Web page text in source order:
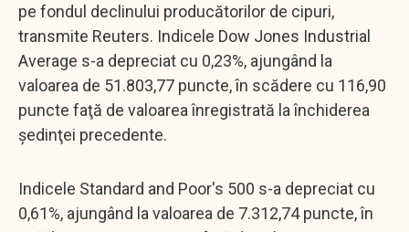
pe fondul declinului producătorilor de cipuri,
transmite Reuters. Indicele Dow Jones Industrial
Average s-a depreciat cu 0,23%, ajungând la
valoarea de 51.803,77 puncte, în scădere cu 116,90
puncte faţă de valoarea înregistrată la închiderea
şedinţei precedente.
Indicele Standard and Poor's 500 s-a depreciat cu
0,61%, ajungând la valoarea de 7.312,74 puncte, în